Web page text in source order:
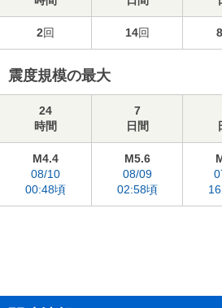
2回 14回
震度規模の最大
24
時間
7
日間
M4.4
08/10
00:48頃
M5.6
08/09
02:58頃